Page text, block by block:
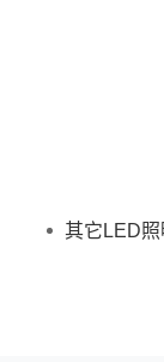
其它LED照